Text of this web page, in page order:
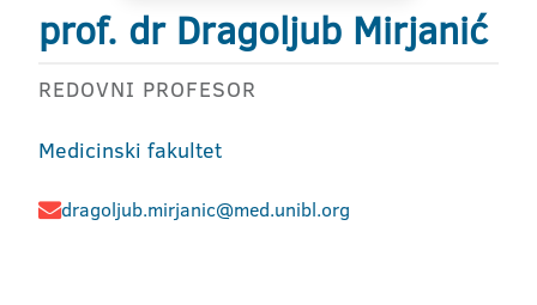
prof. dr Dragoljub Mirjanić
REDOVNI PROFESOR
Medicinski fakultet
dragoljub.mirjanic@med.unibl.org